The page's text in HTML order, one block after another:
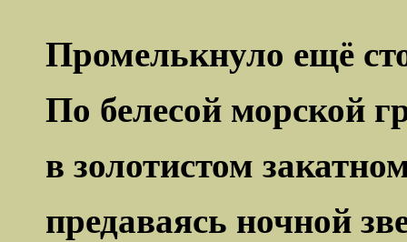
Промелькнуло ещё
По белесой морской
в золотистом
предаваясь ночной